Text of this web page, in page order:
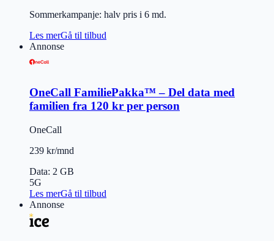
Sommerkampanje: halv pris i 6 md.
Les merGå til tilbud
Annonse
OneCall FamiliePakka™ – Del data med
familien fra 120 kr per person
OneCall
239 kr/mnd
Data: 2 GB
5G
Les merGå til tilbud
Annonse